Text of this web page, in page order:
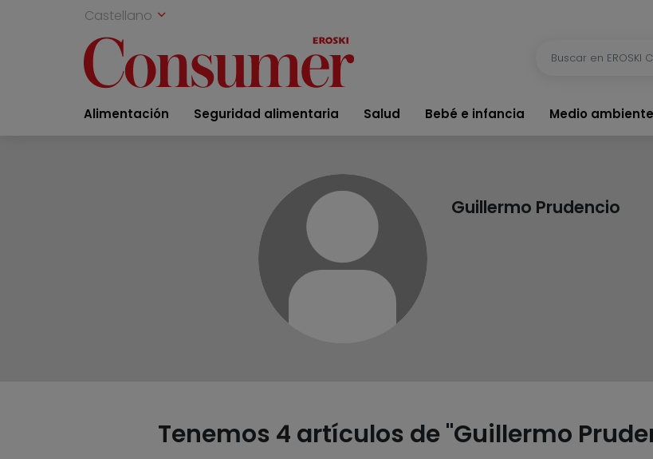
Castellano
Alimentación Seguridad alimentaria Salud Bebé e infancia Medio
Guillermo Prudencio
Tenemos 4 artículos de "Guillermo